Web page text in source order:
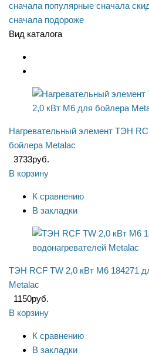
сначала популярные сначала
сначала подороже
Вид каталога
Нагревательный элемент ТЭН
бойлера Metalac
3733руб.
В корзину
К сравнению
В закладки
ТЭН RCF TW 2,0 кВт M6 184271
Metalac
1150руб.
В корзину
К сравнению
В закладки